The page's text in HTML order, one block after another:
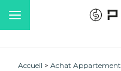
Accueil Achat Appartement